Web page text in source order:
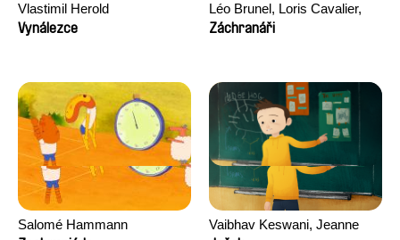
Vlastimil Herold
Vynálezce
Léo Brunel, Loris Cavalier,
Camille Jalabert, Oscar Malet
Záchranáři
Salomé Hammann
Vaibhav Keswani, Jeanne